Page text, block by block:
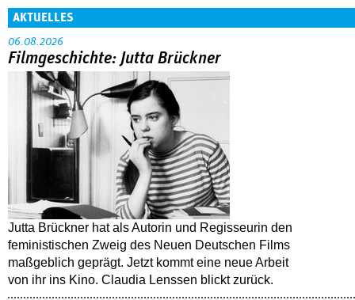
AKTUELLES
06.08.2026
Filmgeschichte: Jutta Brückner
Jutta Brückner hat als Autorin und Regisseurin den
feministischen Zweig des Neuen Deutschen Films
maßgeblich geprägt. Jetzt kommt eine neue Arbeit
von ihr ins Kino. Claudia Lenssen blickt zurück.